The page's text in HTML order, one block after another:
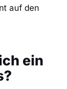
auf den
ein